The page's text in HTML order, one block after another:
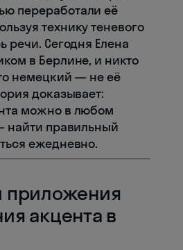
переработали её
технику теневого
речи. Сегодня Елена
в Берлине, и никто
немецкий — не её
доказывает:
можно в любом
найти правильный
ежедневно.
приложения
акцента в